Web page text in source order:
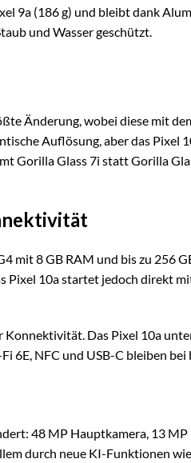
9a (186 g) und bleibt dank
und Wasser geschützt.
Änderung, wobei diese mit
Auflösung, aber das Pixel
Gorilla Glass 7i statt Gorilla
mit 8 GB RAM und bis zu 256
Pixel 10a startet jedoch direkt
Konnektivität. Das Pixel 10a
6E, NFC und USB-C bleiben
48 MP Hauptkamera, 13
durch neue KI-Funktionen